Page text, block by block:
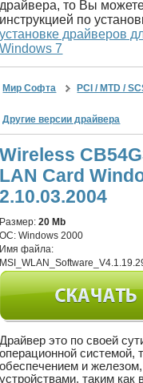
драйвера, то Вы
инструкцией по
установке драйверов
Windows 7
Мир Софта PCI / MTD /
Другие версии драйвера
Wireless
LAN Card
2.10.03.2004
Размер:20 Mb
ОС:Windows 2000
Имя файла:
Драйвер это по своей
операционной системой,
обеспечением и
устройствами, таким как